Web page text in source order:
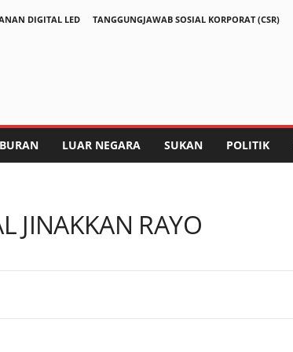
DIGITAL LED
TANGGUNGJAWAB SOSIAL KORPORAT (CSR)
LUAR NEGARA SUKAN POLITIK
JINAKKAN RAYO